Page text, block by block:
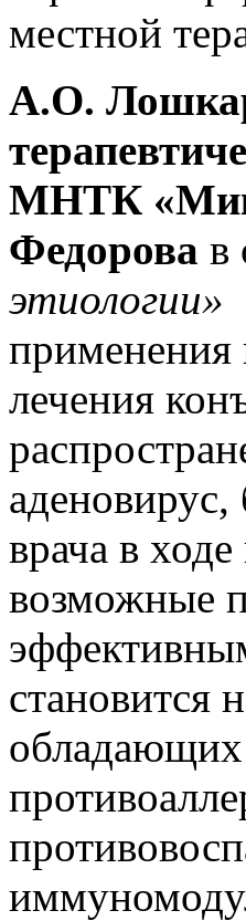
местной
А.О.
МНТК
Федорова в
этиологии»
лечения
аденовирус,
врача в
возможные
становится